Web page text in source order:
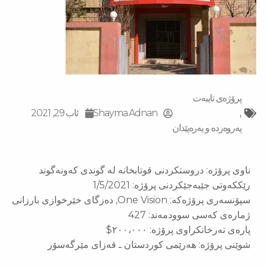
پرۆژەی تایبەت
,
پەروەردە و پەرەپێدان
Shayma Adnan ئاب 29, 2021
ناوی پرۆژە: دروستكردنی قوتابخانە لە گوندی كەونەگوند
رێككەوتی جێبەجێكردنی پرۆژە: 1/5/2021
سپۆنسەری پرۆژەكە: One Vision, دەزگای خێرخوازی بارزانی
ژمارەی كەسی سوودمەند: 427
پارەی تەرخانكراوی پرۆژە: ٢٠٠،٠٠٠$
شوێنی پرۆژە: هەرێمی كوردستان ـ قەزای مێرگەسۆر